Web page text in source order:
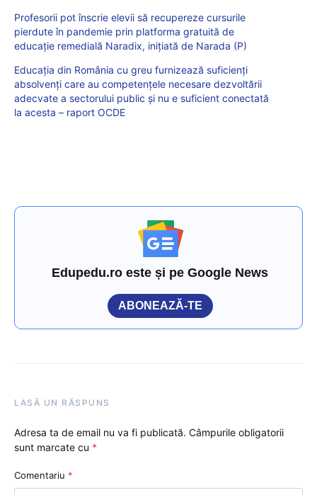
Profesorii pot înscrie elevii să recupereze cursurile
pierdute în pandemie prin platforma gratuită de
educație remedială Naradix, inițiată de Narada (P)
Educația din România cu greu furnizează suficienți
absolvenți care au competențele necesare dezvoltării
adecvate a sectorului public și nu e suficient conectată
la acesta – raport OCDE
Edupedu.ro este și pe Google News
ABONEAZĂ-TE
LASĂ UN RĂSPUNS
Adresa ta de email nu va fi publicată. Câmpurile obligatorii
sunt marcate cu *
Comentariu *